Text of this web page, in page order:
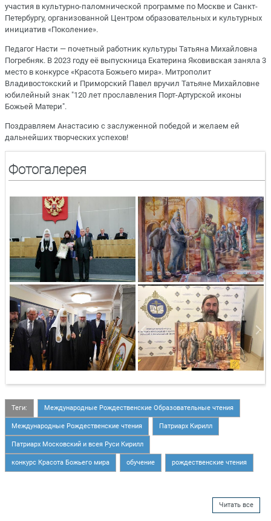
участия в культурно-паломнической программе по Москве и Санкт-
Петербургу, организованной Центром образовательных и культурных
инициатив «Поколение».
Педагог Насти — почетный работник культуры Татьяна Михайловна
Погребняк. В 2023 году её выпускница Екатерина Яковивская заняла 3
место в конкурсе «Красота Божьего мира». Митрополит
Владивостокский и Приморский Павел вручил Татьяне Михайловне
юбилейный знак "120 лет прославления Порт-Артурской иконы
Божьей Матери".
Поздравляем Анастасию с заслуженной победой и желаем ей
дальнейших творческих успехов!
Фотогалерея
Теги: Международные Рождественские Образовательные чтения
Международные Рождественские чтения Патриарх Кирилл
Патриарх Московский и всея Руси Кирилл
конкурс Красота Божьего мира обучение рождественские чтения
Читать все